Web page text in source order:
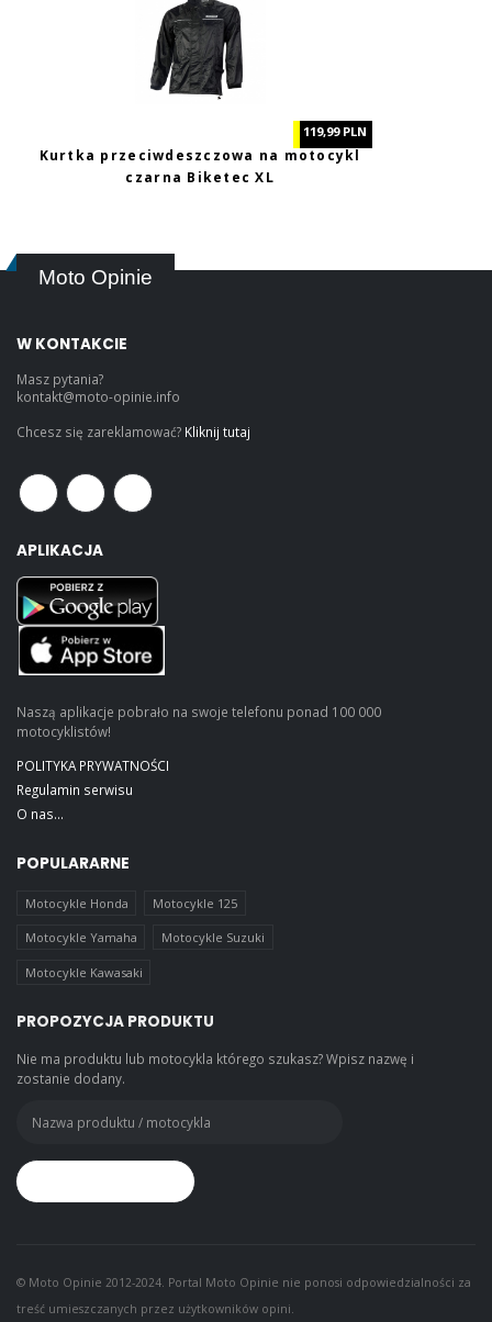
119,99 PLN
Kurtka przeciwdeszczowa na motocykl
czarna Biketec XL
Moto Opinie
W KONTAKCIE
Masz pytania?
kontakt@moto-opinie.info
Chcesz się zareklamować? Kliknij tutaj
APLIKACJA
Naszą aplikacje pobrało na swoje telefonu ponad 100 000
motocyklistów!
POLITYKA PRYWATNOŚCI
Regulamin serwisu
O nas...
POPULARARNE
Motocykle Honda Motocykle 125
Motocykle Yamaha Motocykle Suzuki
Motocykle Kawasaki
PROPOZYCJA PRODUKTU
Nie ma produktu lub motocykla którego szukasz? Wpisz nazwę i
zostanie dodany.
© Moto Opinie 2012-2024. Portal Moto Opinie nie ponosi odpowiedzialności za
treść umieszczanych przez użytkowników opini.